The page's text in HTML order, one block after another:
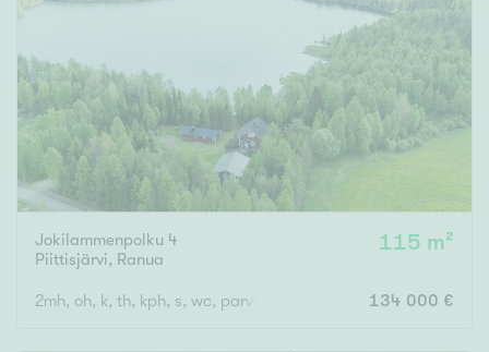
Jokilammenpolku 4
Piittisjärvi, Ranua
115 m²
2mh, oh, k, th, kph, s, wc, parvi 134 000 €